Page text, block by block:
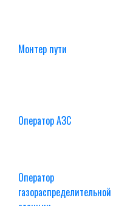
Монтер пути
Оператор АЗС
Оператор
газораспределительной